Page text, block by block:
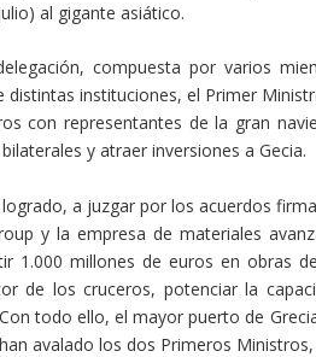
al gigante asiático.
compuesta por varios
distintas instituciones, el Primer
con representantes de la gran
y atraer inversiones a Gecia.
a juzgar por los acuerdos
y la empresa de materiales
1.000 millones de euros en obras
de los cruceros, potenciar la
todo ello, el mayor puerto de
avalado los dos Primeros